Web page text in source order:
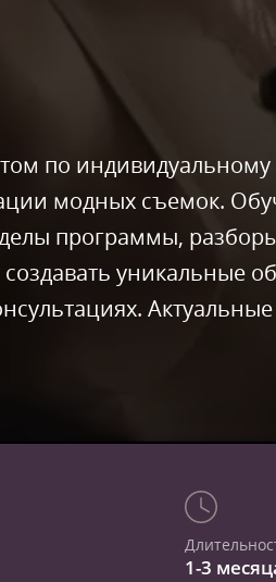
по
модных съемок.
программы,
уникальные
1-3